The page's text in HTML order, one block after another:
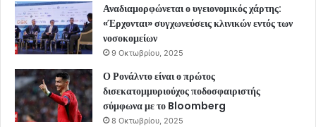
Αναδιαμορφώνεται ο υγειονομικός χάρτης:
«Έρχονται» συγχωνεύσεις κλινικών εντός των
νοσοκομείων
9 Οκτωβρίου, 2025
Ο Ρονάλντο είναι ο πρώτος
δισεκατομμυριούχος ποδοσφαιριστής
σύμφωνα με το Bloomberg
8 Οκτωβρίου, 2025